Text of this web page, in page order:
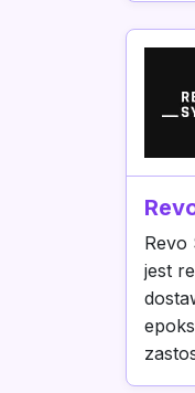
Revo
jest